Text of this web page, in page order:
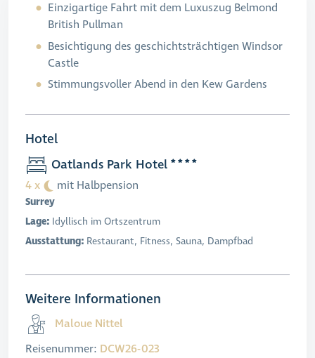
Einzigartige Fahrt mit dem Luxuszug Belmond
British Pullman
Besichtigung des geschichtsträchtigen Windsor
Castle
Stimmungsvoller Abend in den Kew Gardens
Hotel
Oatlands Park Hotel
4 x mit Halbpension
Surrey
Lage: Idyllisch im Ortszentrum
Ausstattung: Restaurant, Fitness, Sauna, Dampfbad
Weitere Informationen
Maloue Nittel
Reisenummer: DCW26-023